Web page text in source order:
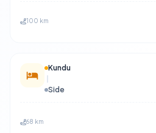
100 km
Kundu
Side
68 km